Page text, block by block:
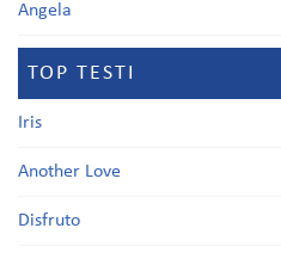
Angela
TOP TESTI
Iris
Another Love
Disfruto